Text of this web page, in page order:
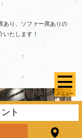
メニュー
あり、ソファー席ありの
たします！
ト